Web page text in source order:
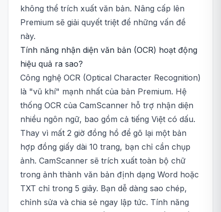
không thể trích xuất văn bản. Nâng cấp lên
Premium sẽ giải quyết triệt để những vấn đề
này.
Tính năng nhận diện văn bản (OCR) hoạt động
hiệu quả ra sao?
Công nghệ OCR (Optical Character Recognition)
là "vũ khí" mạnh nhất của bản Premium. Hệ
thống OCR của CamScanner hỗ trợ nhận diện
nhiều ngôn ngữ, bao gồm cả tiếng Việt có dấu.
Thay vì mất 2 giờ đồng hồ để gõ lại một bản
hợp đồng giấy dài 10 trang, bạn chỉ cần chụp
ảnh. CamScanner sẽ trích xuất toàn bộ chữ
trong ảnh thành văn bản định dạng Word hoặc
TXT chỉ trong 5 giây. Bạn dễ dàng sao chép,
chỉnh sửa và chia sẻ ngay lập tức. Tính năng